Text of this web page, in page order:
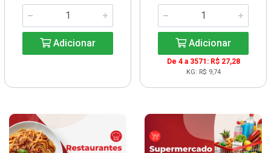
Adicionar Adicionar
De 4 a 3571: R$ 27,28
KG: R$ 9,74